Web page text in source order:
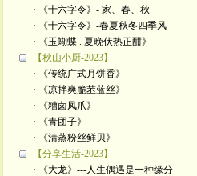
· 《十六字令》- 家、春、秋
· 《十六字令》-春夏秋冬四季风
· 《玉蝴蝶 . 夏晚伏热正酣》
【秋山小厨-2023】
· 《传统广式月饼香》
· 《凉拌爽脆苤蓝丝》
· 《糟卤凤爪》
· 《青团子》
· 《清蒸粉丝鲜贝》
【分享生活-2023】
· 《大龙》---人生偶遇是一种缘分